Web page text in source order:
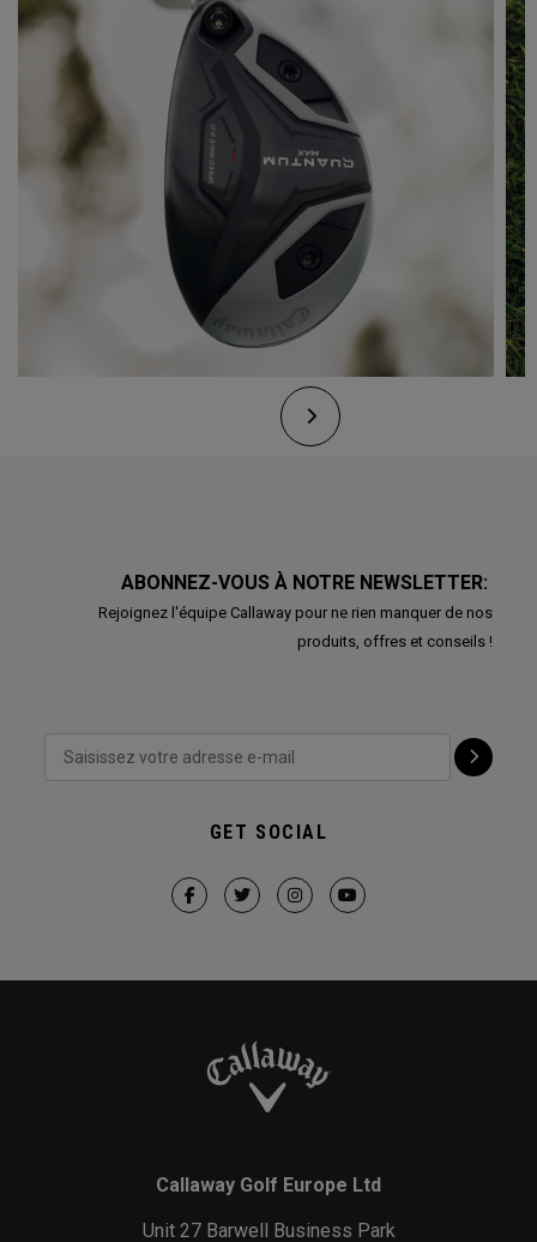
ABONNEZ-VOUS À NOTRE NEWSLETTER:
Rejoignez l'équipe Callaway pour ne rien manquer de nos
produits, offres et conseils !
GET SOCIAL
Callaway Golf Europe Ltd
Unit 27 Barwell Business Park